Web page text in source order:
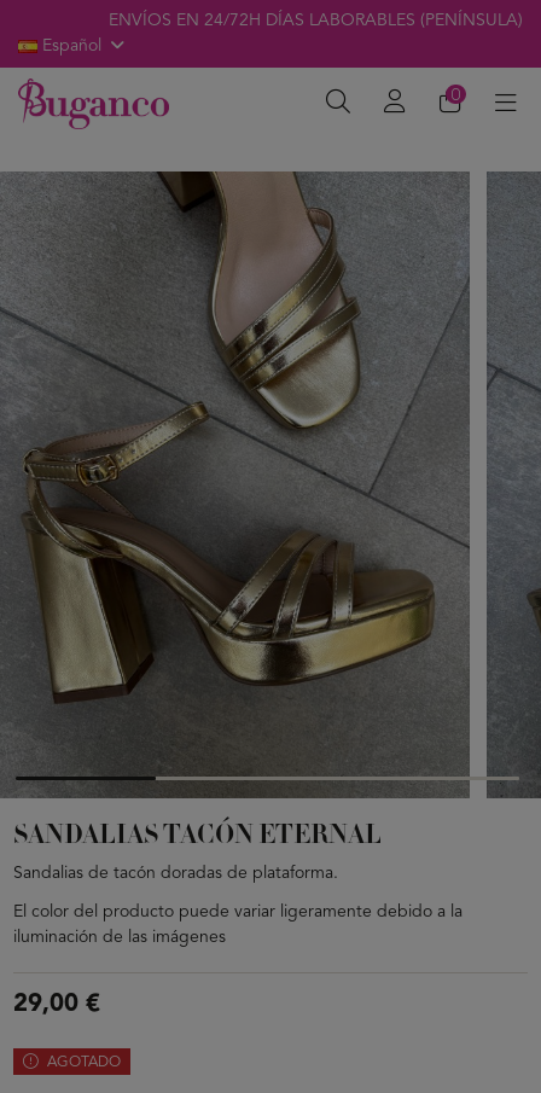
ENVÍOS EN 24/72H DÍAS LABORABLES (PENÍNSULA)
Español
0
SANDALIAS TACÓN ETERNAL
Sandalias de tacón doradas de plataforma.
El color del producto puede variar ligeramente debido a la
iluminación de las imágenes
29,00 €
AGOTADO